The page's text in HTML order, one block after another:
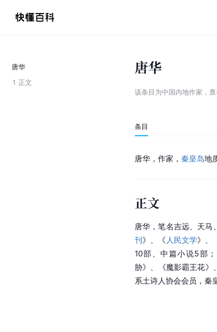
唐华
1 正文
唐华
该条目为中国内地作家 ，
条目
唐华，作家， 秦皇岛地
正文
唐华，笔名吉远、天马
刊》、《 人民文学》、
10部、中篇小说5部
胁》、《魔影霸王花》
系土诗人协会会员，秦